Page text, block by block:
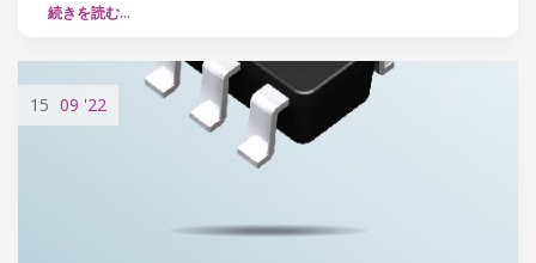
続きを読む…
15 09 '22